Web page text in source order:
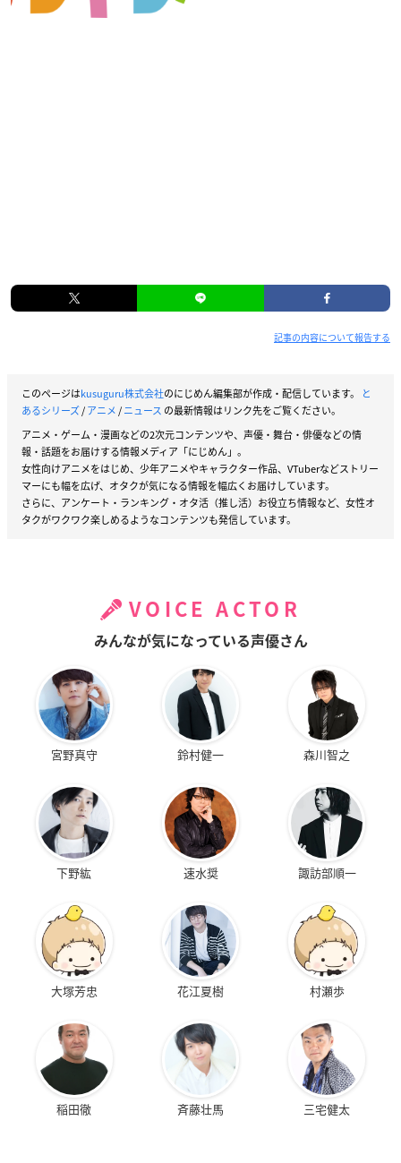
記事の内容について報告する
このページはkusuguru株式会社のにじめん編集部が作成・配信しています。
と
あるシリーズ/アニメ/ニュース の最新情報はリンク先をご覧ください。
アニメ・ゲーム・漫画などの2次元コンテンツや、声優・舞台・俳優などの情
報・話題をお届けする情報メディア「にじめん」。
女性向けアニメをはじめ、少年アニメやキャラクター作品、VTuberなどストリー
マーにも幅を広げ、オタクが気になる情報を幅広くお届けしています。
さらに、アンケート・ランキング・オタ活（推し活）お役立ち情報など、女性オ
タクがワクワク楽しめるようなコンテンツも発信しています。
VOICE ACTOR
みんなが気になっている声優さん
宮野真守 鈴村健一 森川智之
下野紘 速水奨 諏訪部順一
大塚芳忠 花江夏樹 村瀬歩
稲田徹 斉藤壮馬 三宅健太